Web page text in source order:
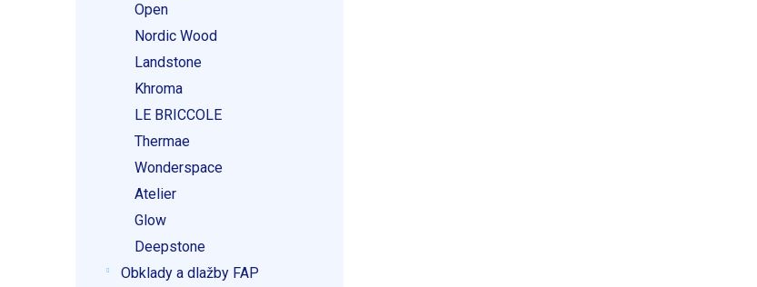
Open
Nordic Wood
Landstone
Khroma
LE BRICCOLE
Thermae
Wonderspace
Atelier
Glow
Deepstone
Obklady a dlažby FAP